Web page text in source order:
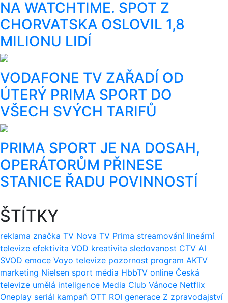
NA WATCHTIME. SPOT Z
CHORVATSKA OSLOVIL 1,8
MILIONU LIDÍ
VODAFONE TV ZAŘADÍ OD
ÚTERÝ PRIMA SPORT DO
VŠECH SVÝCH TARIFŮ
PRIMA SPORT JE NA DOSAH,
OPERÁTORŮM PŘINESE
STANICE ŘADU POVINNOSTÍ
ŠTÍTKY
reklama značka TV Nova TV Prima streamování lineární
televize efektivita VOD kreativita sledovanost CTV AI
SVOD emoce Voyo televize pozornost program AKTV
marketing Nielsen sport média HbbTV online Česká
televize umělá inteligence Media Club Vánoce Netflix
Oneplay seriál kampaň OTT ROI generace Z zpravodajství